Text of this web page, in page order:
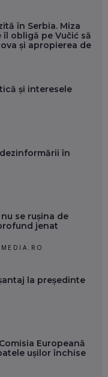
în Serbia. Miza
obligă pe Vučić să
și apropierea de
și interesele
în
se rușina de
jenat
la președinte
Europeană
ușilor închise